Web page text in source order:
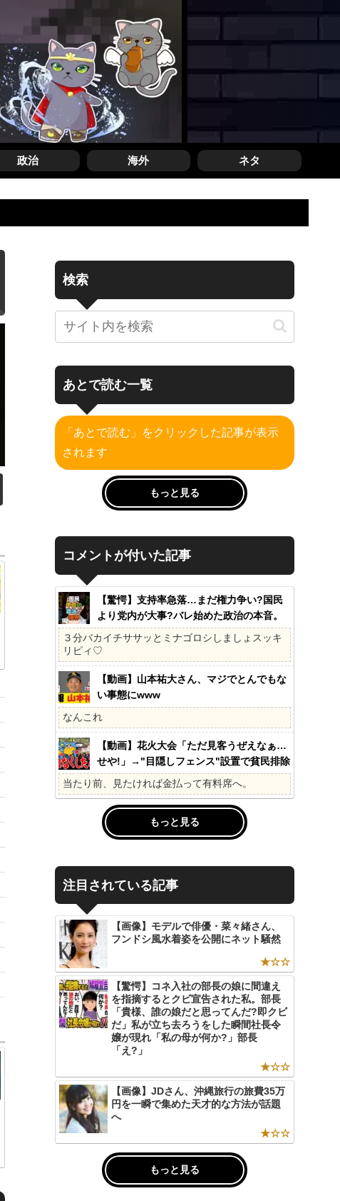
政治 海外 ネタ
検索
あとで読む一覧
「あとで読む」をクリックした記事が表示
されます
もっと見る
コメントが付いた記事
【驚愕】支持率急落…まだ権力争い?国民
より党内が大事?バレ始めた政治の本音。
41%の衝撃、その理由。選挙しか見てない
の?国民不在の政治が限界!
３分バカイチササッとミナゴロシしましょスッキ
リピィ♡
【動画】山本祐大さん、マジでとんでもな
い事態にwww
なんこれ
【動画】花火大会「ただ見客うぜえなぁ…
せや!」→"目隠しフェンス"設置で貧民排除
www
当たり前、見たければ金払って有料席へ。
もっと見る
注目されている記事
【画像】モデルで俳優・菜々緒さん、
フンドシ風水着姿を公開にネット騒然
★☆☆
【驚愕】コネ入社の部長の娘に間違え
を指摘するとクビ宣告された私。部長
「貴様、誰の娘だと思ってんだ?即クビ
だ」私が立ち去ろうをした瞬間社長令
嬢が現れ「私の母が何か?」部長
「え?」
★☆☆
【画像】JDさん、沖縄旅行の旅費35万
円を一瞬で集めた天才的な方法が話題
へ
★☆☆
もっと見る